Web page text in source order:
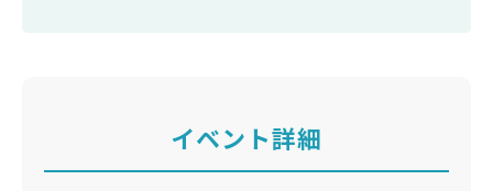
イベント詳細